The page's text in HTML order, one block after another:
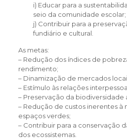
i) Educar para a
seio da comunidade escolar;
j) Contribuir para a
fundiário e cultural.
As metas:
– Redução dos índices de
rendimento;
– Dinamização de mercados
– Estímulo às relações
– Preservação da biodiversidade
– Redução de custos inerentes à
espaços verdes;
– Contribuir para a conservação
dos ecossistemas.